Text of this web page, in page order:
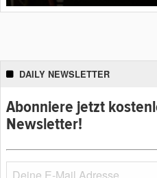
DAILY NEWSLETTER
Abonniere jetzt
Newsletter!